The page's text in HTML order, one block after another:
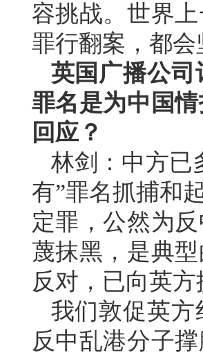
容挑战。世界
罪行翻案，都
英国广播公
罪名是为中国
回应？
林剑：中方已
有”罪名抓捕和
定罪，公然为
蔑抹黑，是典
反对，已向英
我们敦促英
反中乱港分子